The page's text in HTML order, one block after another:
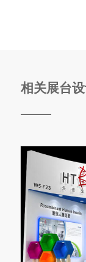
相关展台